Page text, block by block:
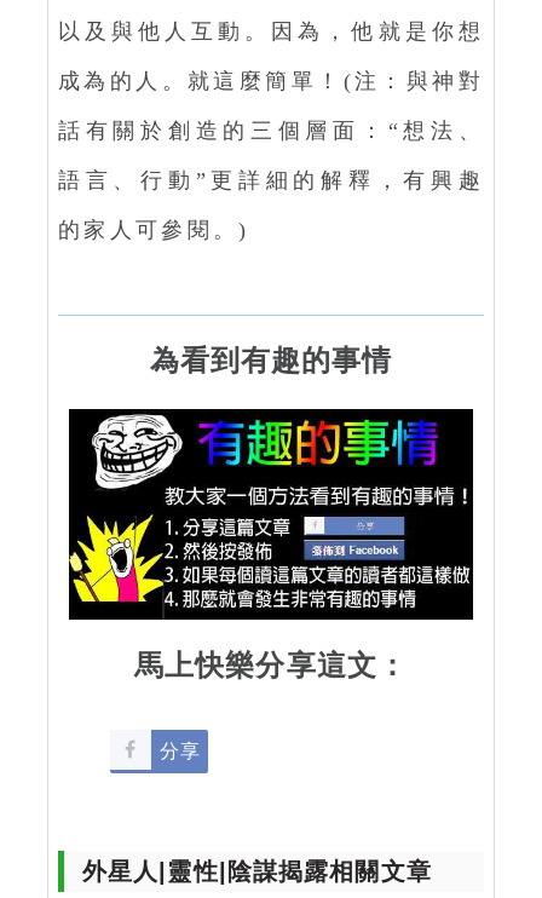
以及與他人互動。因為，他就是你想
成為的人。就這麼簡單！(注：與神對
話有關於創造的三個層面：“想法、
語言、行動”更詳細的解釋，有興趣
的家人可參閱。)
為看到有趣的事情
馬上快樂分享這文：
分享
外星人|靈性|陰謀揭露相關文章